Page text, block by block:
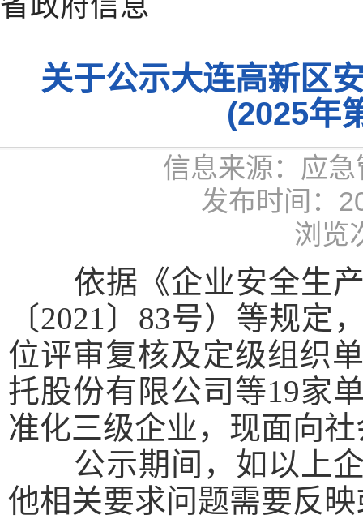
关于公示大连高新区
(2025年
信息来源：应
发布时间：
浏览
依据《企业安全生
〔2021〕83号）等规定
位评审复核及定级组织
托股份有限公司 等19家
准化三级企业，现面向
公示期间，如以上
他相关要求问题需要反